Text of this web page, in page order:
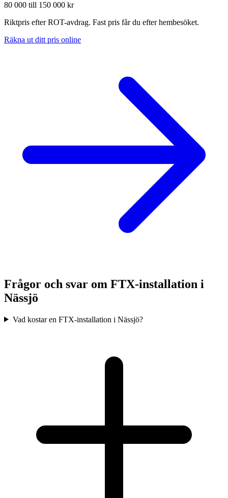
80 000 till 150 000 kr
Riktpris efter ROT-avdrag. Fast pris får du efter hembesöket.
Räkna ut ditt pris online
Frågor och svar om FTX-installation i
Nässjö
Vad kostar en FTX-installation i Nässjö?